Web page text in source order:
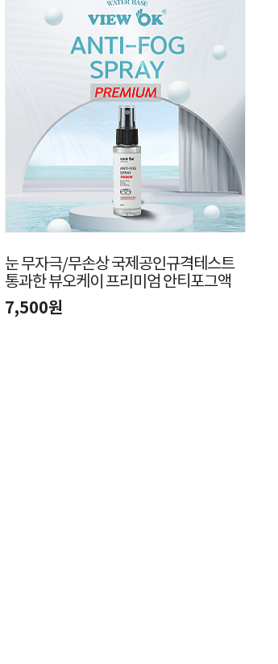
눈 무자극/무손상 국제공인규격테스트
통과한 뷰오케이 프리미엄 안티포그액
7,500원